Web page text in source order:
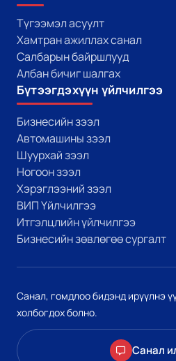
Түгээмэл асуулт
Хамтран ажиллах санал
Салбарын байршлууд
Албан бичиг шалгах
Бүтээгдэхүүн үйлчилгээ
Бизнесийн зээл
Автомашины зээл
Шуурхай зээл
Ногоон зээл
Хэрэглээний зээл
ВИП Үйлчилгээ
Итгэлцлийн үйлчилгээ
Бизнесийн зөвлөгөө сургалт
Санал, гомдлоо бидэнд ирүүлнэ
холбогдох болно.
Санал